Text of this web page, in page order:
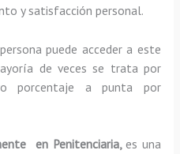
y satisfacción personal.
puede acceder a este
de veces se trata por
porcentaje a punta por
en Penitenciaria, es una